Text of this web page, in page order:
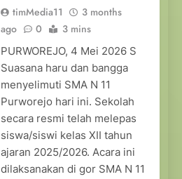
timMedia11
3 months
ago
0 3 mins
PURWOREJO, 4 Mei 2026 S
Suasana haru dan bangga
menyelimuti SMA N 11
Purworejo hari ini. Sekolah
secara resmi telah melepas
siswa/siswi kelas XII tahun
ajaran 2025/2026. Acara ini
dilaksanakan di gor SMA N 11